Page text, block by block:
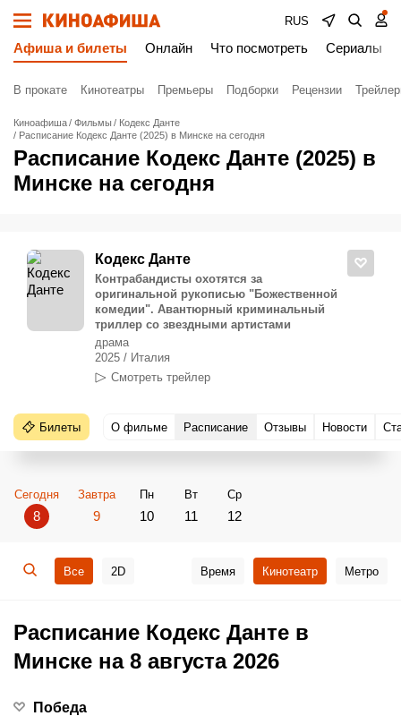
RUS
Афиша и билеты Онлайн Что посмотреть Сериалы
В прокате Кинотеатры Премьеры Подборки Рецензии
Киноафиша Фильмы
Кодекс Данте
Расписание Кодекс Данте (2025) в Минске на сегодня
Расписание Кодекс Данте (2025) в
Минске на сегодня
Кодекс Данте
Контрабандисты охотятся за
оригинальной рукописью "Божественной
комедии". Авантюрный криминальный
триллер со звездными артистами
драма
2025 / Италия
Смотреть трейлер
Билеты О фильме Расписание Отзывы Новости
Сегодня
8
Завтра
9
Пн
10
Вт
11
Ср
12
Все 2D Время Кинотеатр Метро
Расписание Кодекс Данте в
Минске на 8 августа 2026
Победа